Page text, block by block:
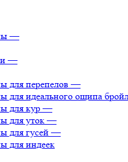
—
—
для перепелов —
для идеального ощипа
для кур —
для уток —
для гусей —
для индеек